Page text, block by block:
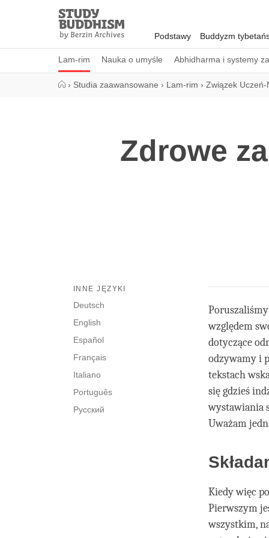
Study
Buddhism
Home
Podstawy Buddyzm
Lam-rim Nauka o umyśle Abhidharma i systemy
› Studia zaawansowane › Lam-rim › Związek Uczeń-
Zdrowe
INNE JĘZYKI
Deutsch
English
Español
Français
Italiano
Português
Русский
względem
dotyczące
odzywamy i
tekstach
się gdzieś
wystawiania
Uważam
Kiedy więc
Pierwszym
wszystkim,